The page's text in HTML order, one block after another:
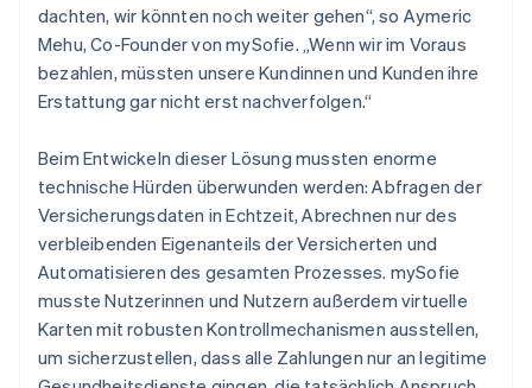
dachten, wir könnten noch weiter gehen“, so Aymeric
Mehu, Co-Founder von mySofie. „Wenn wir im Voraus
bezahlen, müssten unsere Kundinnen und Kunden ihre
Erstattung gar nicht erst nachverfolgen.“
Beim Entwickeln dieser Lösung mussten enorme
technische Hürden überwunden werden: Abfragen der
Versicherungsdaten in Echtzeit, Abrechnen nur des
verbleibenden Eigenanteils der Versicherten und
Automatisieren des gesamten Prozesses. mySofie
musste Nutzerinnen und Nutzern außerdem virtuelle
Karten mit robusten Kontrollmechanismen ausstellen,
um sicherzustellen, dass alle Zahlungen nur an legitime